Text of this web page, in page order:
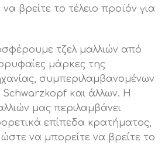
βρείτε το τέλειο προϊόν για
τζελ μαλλιών από
μάρκες της
συμπεριλαμβανομένων
Schwarzkopf και άλλων. Η
μας περιλαμβάνει
επίπεδα κρατήματος,
να μπορείτε να βρείτε το